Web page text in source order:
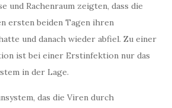
und Rachenraum zeigten, dass die
ersten beiden Tagen ihren
und danach wieder abfiel. Zu einer
ist bei einer Erstinfektion nur das
in der Lage.
das die Viren durch